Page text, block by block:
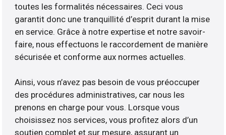
toutes les formalités nécessaires. Ceci vous
garantit donc une tranquillité d’esprit durant la mise
en service. Grâce à notre expertise et notre savoir-
faire, nous effectuons le raccordement de manière
sécurisée et conforme aux normes actuelles.
Ainsi, vous n’avez pas besoin de vous préoccuper
des procédures administratives, car nous les
prenons en charge pour vous. Lorsque vous
choisissez nos services, vous profitez alors d’un
soutien complet et sur mesure, assurant un